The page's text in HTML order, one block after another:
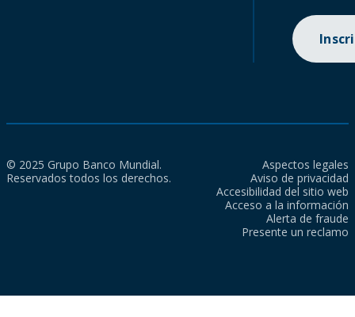
© 2025 Grupo Banco Mundial.
Reservados todos los derechos.
Aspectos legales
Aviso de privacidad
Accesibilidad del sitio web
Acceso a la información
Alerta de fraude
Presente un reclamo